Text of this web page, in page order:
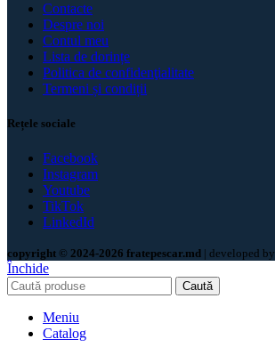
Contacte
Despre noi
Contul meu
Lista de dorințe
Politica de confidenţialitate
Termeni și condiții
Rețele sociale
Facebook
Instagram
Youtube
TikTok
LinkedId
copyright © 2024-2026 fratepescar.md | developed by
Închide
Caută
Meniu
Catalog